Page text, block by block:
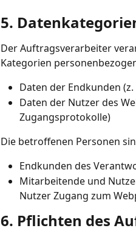
5.
Der Auftragsverarbeiter
Kategorien
Daten der Endkunden
Daten der Nutzer des
Zugangsprotokolle)
Die betroffenen Personen
Endkunden des
Mitarbeitende und
Nutzer Zugang zum
6. Pflichten des